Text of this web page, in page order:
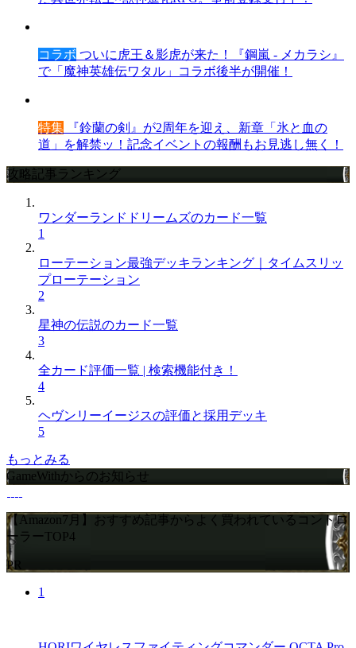
コラボ ついに虎王＆影虎が来た！『鋼嵐 - メカラシ』
で「魔神英雄伝ワタル」コラボ後半が開催！
特集 『鈴蘭の剣』が2周年を迎え、新章「氷と血の
道」を解禁ッ！記念イベントの報酬もお見逃し無く！
攻略記事ランキング
ワンダーランドドリームズのカード一覧
1
ローテーション最強デッキランキング｜タイムスリッ
プローテーション
2
星神の伝説のカード一覧
3
全カード評価一覧 | 検索機能付き！
4
ヘヴンリーイージスの評価と採用デッキ
5
もっとみる
GameWithからのお知らせ
【Amazon7月】おすすめ記事からよく買われているコントロ
ーラーTOP4
PR
1